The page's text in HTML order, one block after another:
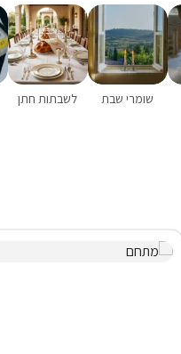
שומרי שבת לשבתות חתן